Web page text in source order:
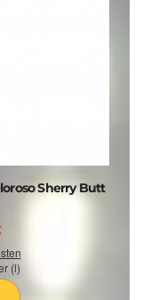
Sherry Butt
(l)